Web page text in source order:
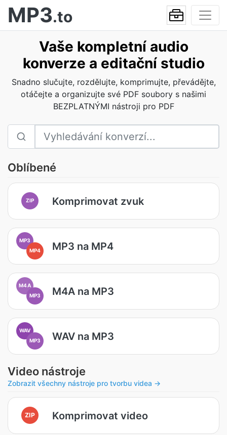
MP3.to
Vaše kompletní audio
konverze a editační studio
Snadno slučujte, rozdělujte, komprimujte, převádějte,
otáčejte a organizujte své PDF soubory s našimi
BEZPLATNÝMI nástroji pro PDF
Oblíbené
ZIP Komprimovat zvuk
MP3
MP4
MP3 na MP4
M4A
MP3
M4A na MP3
WAV
MP3
WAV na MP3
Video nástroje
Zobrazit všechny nástroje pro tvorbu videa →
ZIP Komprimovat video